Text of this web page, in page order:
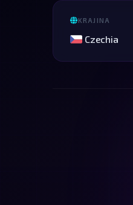
KRAJINA
Czechia